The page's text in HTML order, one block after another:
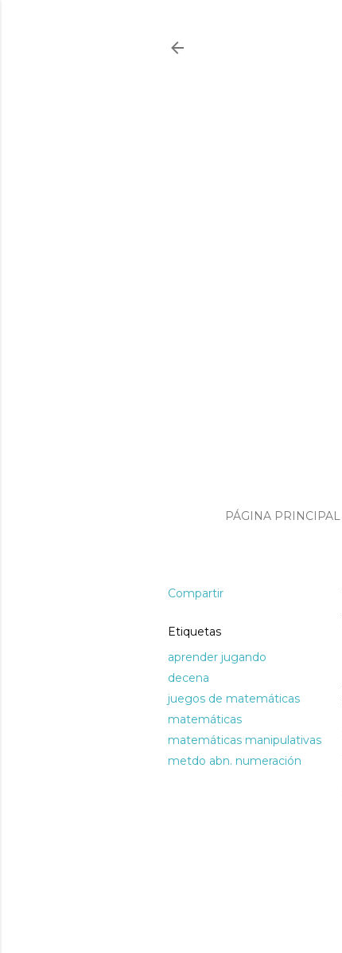
PÁGINA PRINCIPAL
Compartir
Etiquetas
aprender jugando
decena
juegos de matemáticas
matemáticas
matemáticas manipulativas
metdo abn. numeración